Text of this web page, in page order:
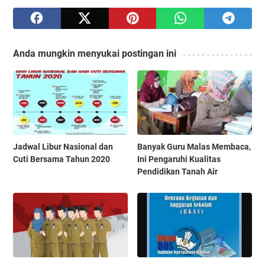
Anda mungkin menyukai postingan ini
Jadwal Libur Nasional dan
Cuti Bersama Tahun 2020
Banyak Guru Malas Membaca,
Ini Pengaruhi Kualitas
Pendidikan Tanah Air